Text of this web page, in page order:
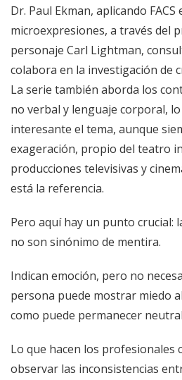
Dr. Paul Ekman, aplicando
microexpresiones, a través del
personaje Carl Lightman,
colabora en la investigación de
La serie también aborda los
no verbal y lenguaje corporal, lo
interesante el tema, aunque
exageración, propio del teatro
producciones televisivas y
está la referencia.
Pero aquí hay un punto crucial:
no son sinónimo de mentira.
Indican emoción, pero no
persona puede mostrar miedo
como puede permanecer
Lo que hacen los profesionales
observar las inconsistencias